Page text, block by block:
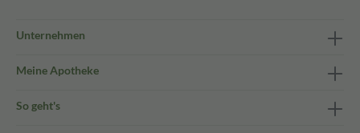
Unternehmen
Meine Apotheke
So geht's